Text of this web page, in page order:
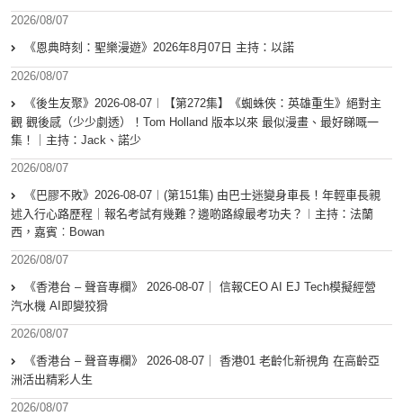
2026/08/07
《恩典時刻：聖樂漫遊》2026年8月07日 主持：以諾
2026/08/07
《後生友聚》2026-08-07︱【第272集】《蜘蛛俠：英雄重生》絕對主
觀 觀後感（少少劇透）！Tom Holland 版本以來 最似漫畫、最好睇嘅一
集！｜主持：Jack、諾少
2026/08/07
《巴膠不敗》2026-08-07︱(第151集) 由巴士迷變身車長！年輕車長親
述入行心路歷程｜報名考試有幾難？邊啲路線最考功夫？︱主持：法蘭
西，嘉賓︰Bowan
2026/08/07
《香港台 – 聲音專欄》 2026-08-07｜ 信報CEO AI EJ Tech模擬經營
汽水機 AI即變狡猾
2026/08/07
《香港台 – 聲音專欄》 2026-08-07｜ 香港01 老齡化新視角 在高齡亞
洲活出精彩人生
2026/08/07